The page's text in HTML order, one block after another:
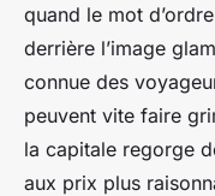
quand le mot
derrière l’image
connue des
peuvent vite faire
la capitale regorge
aux prix plus